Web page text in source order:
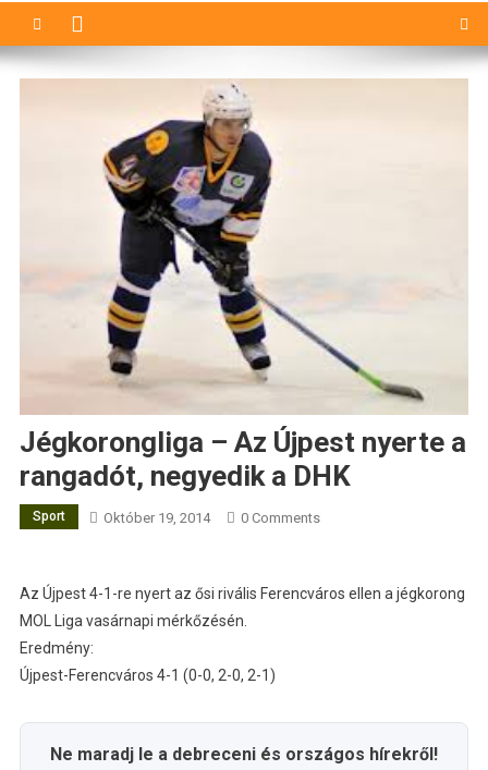
Jégkorongliga – Az Újpest nyerte a
rangadót, negyedik a DHK
Sport Október 19, 2014 0 Comments
Az Újpest 4-1-re nyert az ősi rivális Ferencváros ellen a jégkorong
MOL Liga vasárnapi mérkőzésén.
Eredmény:
Újpest-Ferencváros 4-1 (0-0, 2-0, 2-1)
Ne maradj le a debreceni és országos hírekről!